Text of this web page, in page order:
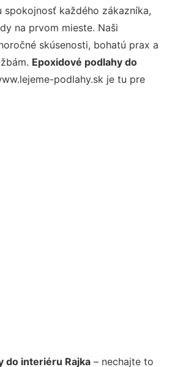
spokojnosť každého zákazníka,
na prvom mieste. Naši
skúsenosti, bohatú prax a
Epoxidové podlahy do
podlahy.sk je tu pre
do interiéru Rajka – nechajte to